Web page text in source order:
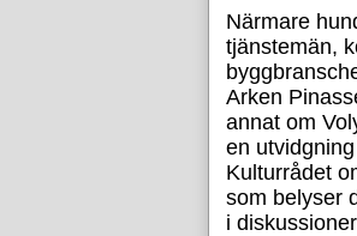
Närmare
tjänstemän,
Arken
annat om
en
Kulturrådet
som belyser
i